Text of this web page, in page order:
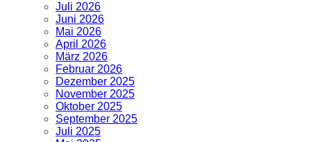
Juli 2026
Juni 2026
Mai 2026
April 2026
März 2026
Februar 2026
Dezember 2025
November 2025
Oktober 2025
September 2025
Juli 2025